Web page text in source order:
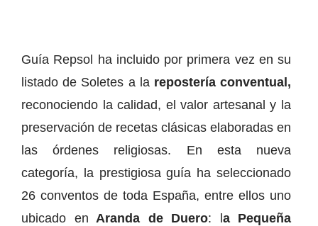
Guía Repsol ha incluido por primera vez en su
listado de Soletes a la repostería conventual,
reconociendo la calidad, el valor artesanal y la
preservación de recetas clásicas elaboradas en
las órdenes religiosas. En esta nueva
categoría, la prestigiosa guía ha seleccionado
26 conventos de toda España, entre ellos uno
ubicado en Aranda de Duero: la Pequeña